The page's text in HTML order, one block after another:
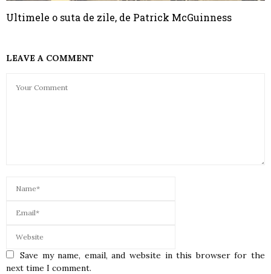
Ultimele o suta de zile, de Patrick McGuinness
LEAVE A COMMENT
Save my name, email, and website in this browser for the
next time I comment.